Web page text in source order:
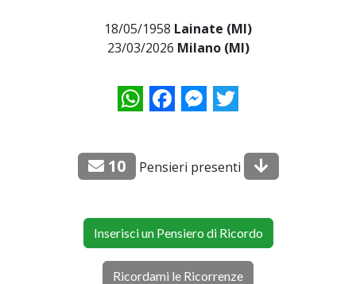
18/05/1958 Lainate (MI)
23/03/2026 Milano (MI)
WhatsAppFacebookMessenger
Twitter
10 Pensieri presenti
Inserisci un Pensiero di Ricordo
Ricordami le Ricorrenze